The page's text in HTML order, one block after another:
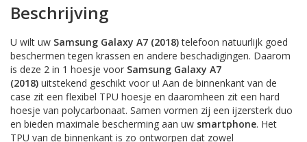
Beschrijving
U wilt uw Samsung Galaxy A7 (2018) telefoon natuurlijk goed
beschermen tegen krassen en andere beschadigingen. Daarom
is deze 2 in 1 hoesje voor Samsung Galaxy A7
(2018) uitstekend geschikt voor u! Aan de binnenkant van de
case zit een flexibel TPU hoesje en daaromheen zit een hard
hoesje van polycarbonaat. Samen vormen zij een ijzersterk duo
en bieden maximale bescherming aan uw smartphone. Het
TPU van de binnenkant is zo ontworpen dat zowel